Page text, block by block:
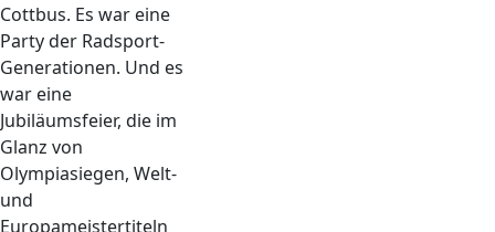
Cottbus. Es war eine
Party der Radsport-
Generationen. Und es
war eine
Jubiläumsfeier, die im
Glanz von
Olympiasiegen, Welt-
und
Europameistertiteln